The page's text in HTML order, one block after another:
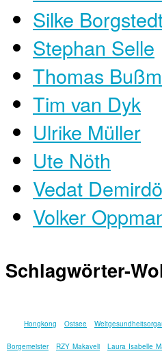
Silke
Stephan Selle
Thomas
Tim van Dyk
Ulrike Müller
Ute Nöth
Vedat
Volker
Schlagwörter-
Hongkong Ostsee
Borgemeister RZY Makaveli Laura Isabelle